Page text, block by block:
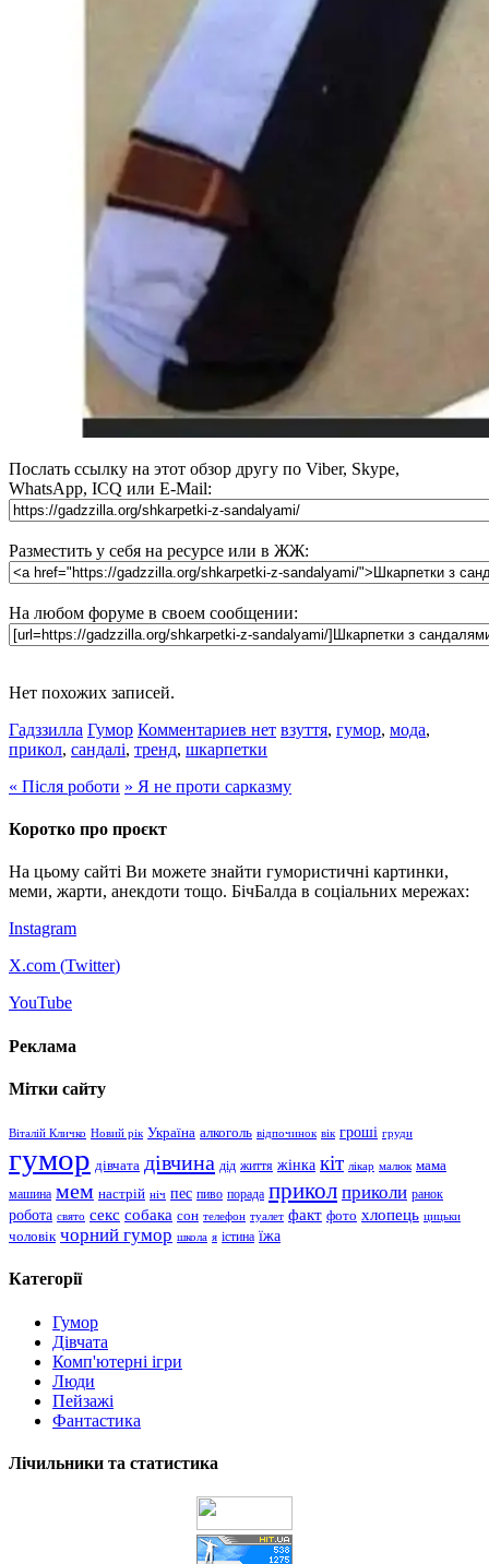
Послать ссылку на этот обзор другу по Viber, Skype,
WhatsApp, ICQ или E-Mail:
Разместить у себя на ресурсе или в ЖЖ:
На любом форуме в своем сообщении:
Нет похожих записей.
Гадззилла Гумор Комментариев нет взуття, гумор, мода,
прикол, сандалі, тренд, шкарпетки
« Після роботи » Я не проти сарказму
Коротко про проєкт
На цьому сайті Ви можете знайти гумористичні картинки,
меми, жарти, анекдоти тощо. БічБалда в соціальних мережах:
Instagram
X.com (Twitter)
YouTube
Реклама
Мітки сайту
Віталій Кличко Новий рік Україна алкоголь відпочинок вік гроші груди
гумор дівчата дівчина дід життя жінка кіт лікар малюк мама
машина мем настрій ніч пес пиво порада прикол приколи ранок
робота свято секс собака сон телефон туалет факт фото хлопець цицьки
чоловік чорний гумор школа я істина їжа
Категорії
Гумор
Дівчата
Комп'ютерні ігри
Люди
Пейзажі
Фантастика
Лічильники та статистика